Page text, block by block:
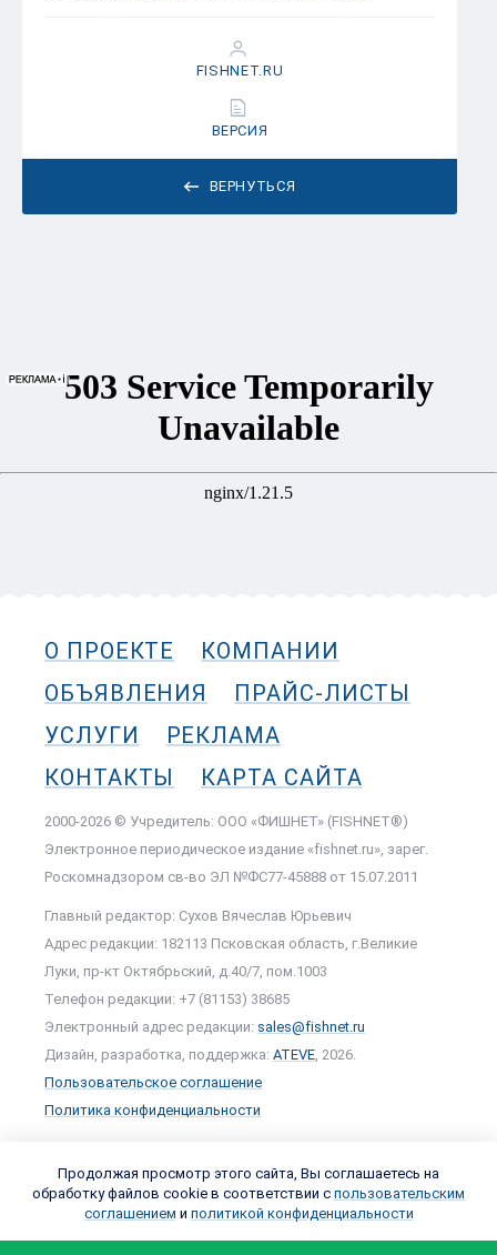
ВЕРНУТЬСЯ
FISHNET.RU
ВЕРСИЯ
О ПРОЕКТЕ
КОМПАНИИ
ОБЪЯВЛЕНИЯ
ПРАЙС-ЛИСТЫ
УСЛУГИ
РЕКЛАМА
КОНТАКТЫ
КАРТА САЙТА
2000-2026 © Учредитель: ООО «ФИШНЕТ» (FISHNET®)
Электронное периодическое издание «fishnet.ru», зарег.
Роскомнадзором cв-во ЭЛ №ФС77-45888 от 15.07.2011
Главный редактор: Сухов Вячеслав Юрьевич
Адрес редакции: 182113 Псковская область, г.Великие
Луки, пр-кт Октябрьский, д.40/7, пом.1003
Телефон редакции: +7 (81153) 38685
Электронный адрес редакции: sales@fishnet.ru
Дизайн, разработка, поддержка: ATEVE , 2026.
Пользовательское соглашение
Политика конфиденциальности
Продолжая просмотр этого сайта, Вы соглашаетесь на
обработку файлов cookie в соответствии с пользовательским
соглашением и политикой конфиденциальности